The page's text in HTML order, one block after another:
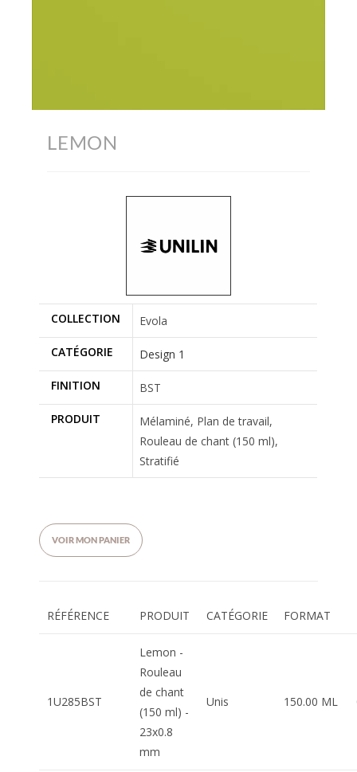
LEMON
COLLECTION Evola
CATÉGORIE Design 1
FINITION BST
PRODUIT
Mélaminé, Plan de travail,
Rouleau de chant (150 ml),
Stratifié
VOIR MON PANIER
RÉFÉRENCE PRODUIT CATÉGORIE FORMAT
1U285BST
Lemon -
Rouleau
de chant
(150 ml) -
23x0.8
mm
Unis 150.00 ML